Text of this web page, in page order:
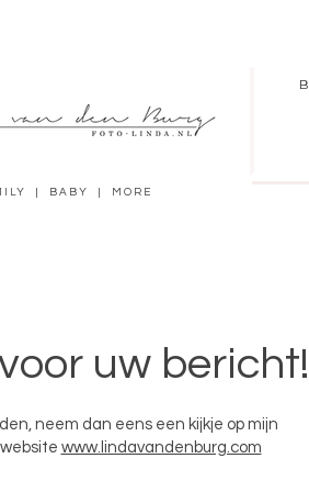
| BABY | MORE
uw bericht!
neem dan eens een kijkje op mijn
www.lindavandenburg.com